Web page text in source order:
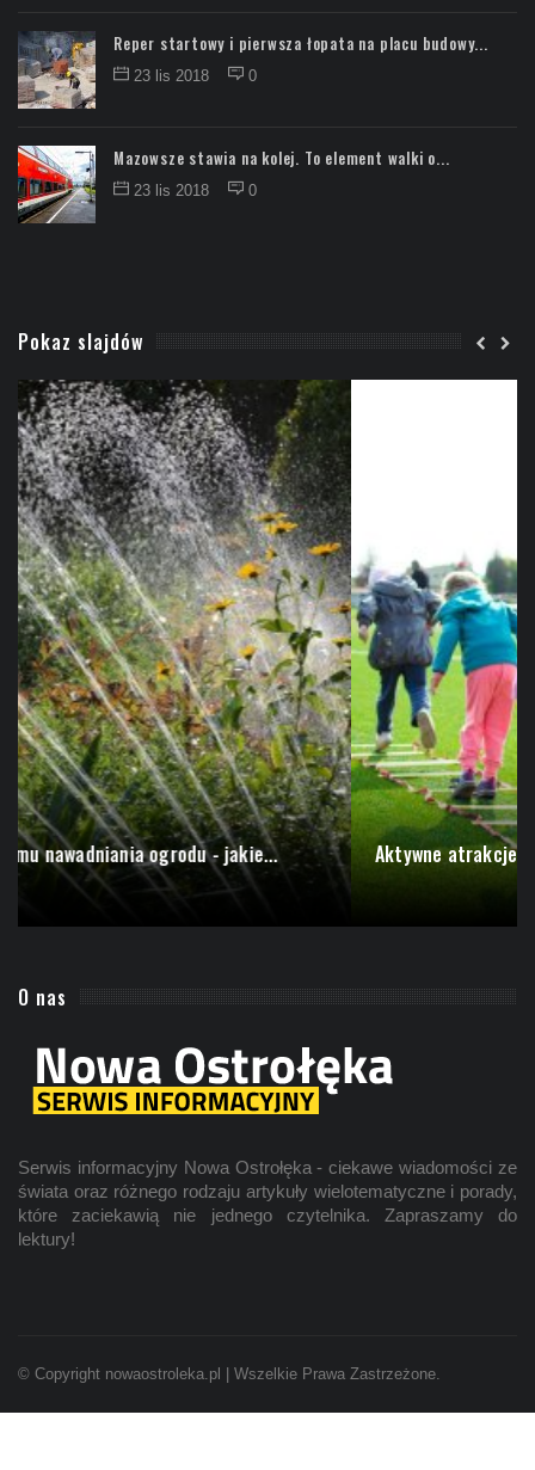
Reper startowy i pierwsza łopata na placu budowy...
23 lis 2018 0
Mazowsze stawia na kolej. To element walki o...
23 lis 2018 0
Pokaz slajdów
Wypożyczalnia samochodów w Warszawie - co warto...
O nas
Serwis informacyjny Nowa Ostrołęka - ciekawe wiadomości ze
świata oraz różnego rodzaju artykuły wielotematyczne i porady,
które zaciekawią nie jednego czytelnika. Zapraszamy do
lektury!
© Copyright nowaostroleka.pl | Wszelkie Prawa Zastrzeżone.